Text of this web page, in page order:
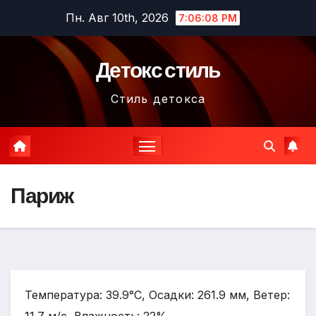
содержимому
Пн. Авг 10th, 2026 7:06:09 PM
Детокс стиль
Стиль детокса
Париж
Температура: 39.9°C, Осадки: 261.9 мм, Ветер: